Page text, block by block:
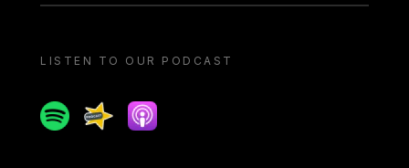
LISTEN TO OUR PODCAST
SpotifySpreakerApple podcast